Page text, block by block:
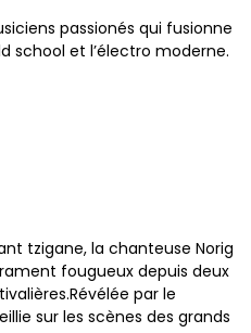
passionés qui fusionne
school et l’électro moderne.
tzigane, la chanteuse Norig
fougueux depuis deux
par le
sur les scènes des grands